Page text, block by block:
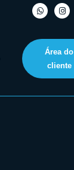
Área do
cliente